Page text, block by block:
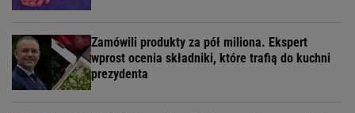
Zamówili produkty za pół miliona. Ekspert
wprost ocenia składniki, które trafią do kuchni
prezydenta